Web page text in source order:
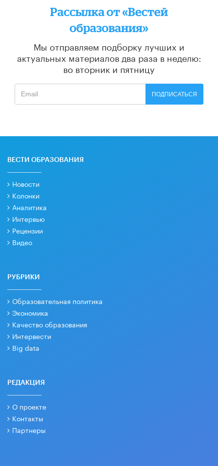
Рассылка от «Вестей
образования»
Мы отправляем подборку лучших и
актуальных материалов два раза в неделю:
во вторник и пятницу
ПОДПИСАТЬСЯ
ВЕСТИ ОБРАЗОВАНИЯ
Новости
Колонки
Аналитика
Интервью
Рецензии
Видео
РУБРИКИ
Образовательная политика
Экономика
Качество образования
Интервести
Big data
РЕДАКЦИЯ
О проекте
Контакты
Партнеры